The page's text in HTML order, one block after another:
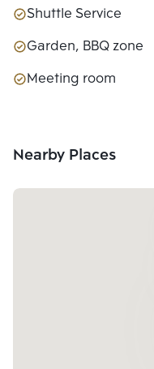
Shuttle Service
Garden, BBQ zone
Meeting room
Nearby Places